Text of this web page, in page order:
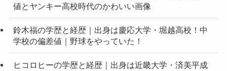
値とヤンキー高校時代のかわいい画像
鈴木福の学歴と経歴｜出身は慶応大学・堀越高校！中
学校の偏差値｜野球をやっていた！
ヒコロヒーの学歴と経歴｜出身は近畿大学・済美平成